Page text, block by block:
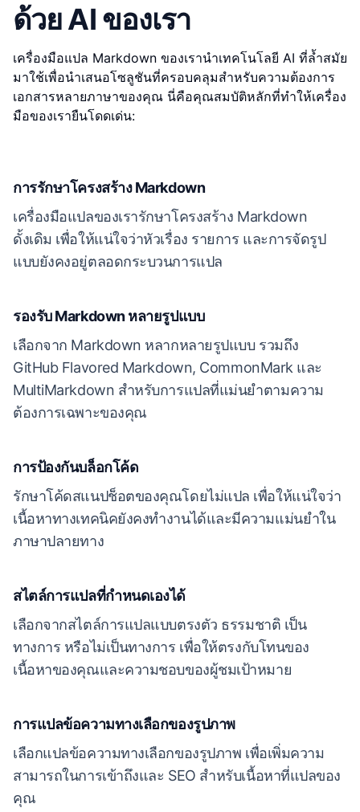
ด้วย AI ของเรา
เครื่องมือแปล Markdown ของเรานำเทคโนโลยี AI ที่ล้ำสมัย
มาใช้เพื่อนำเสนอโซลูชันที่ครอบคลุมสำหรับความต้องการ
เอกสารหลายภาษาของคุณ นี่คือคุณสมบัติหลักที่ทำให้เครื่อง
มือของเรายืนโดดเด่น:
การรักษาโครงสร้าง Markdown
เครื่องมือแปลของเรารักษาโครงสร้าง Markdown
ดั้งเดิม เพื่อให้แน่ใจว่าหัวเรื่อง รายการ และการจัดรูป
แบบยังคงอยู่ตลอดกระบวนการแปล
รองรับ Markdown หลายรูปแบบ
เลือกจาก Markdown หลากหลายรูปแบบ รวมถึง
GitHub Flavored Markdown, CommonMark และ
MultiMarkdown สำหรับการแปลที่แม่นยำตามความ
ต้องการเฉพาะของคุณ
การป้องกันบล็อกโค้ด
รักษาโค้ดสแนปช็อตของคุณโดยไม่แปล เพื่อให้แน่ใจว่า
เนื้อหาทางเทคนิคยังคงทำงานได้และมีความแม่นยำใน
ภาษาปลายทาง
สไตล์การแปลที่กำหนดเองได้
เลือกจากสไตล์การแปลแบบตรงตัว ธรรมชาติ เป็น
ทางการ หรือไม่เป็นทางการ เพื่อให้ตรงกับโทนของ
เนื้อหาของคุณและความชอบของผู้ชมเป้าหมาย
การแปลข้อความทางเลือกของรูปภาพ
เลือกแปลข้อความทางเลือกของรูปภาพ เพื่อเพิ่มความ
สามารถในการเข้าถึงและ SEO สำหรับเนื้อหาที่แปลของ
คุณ